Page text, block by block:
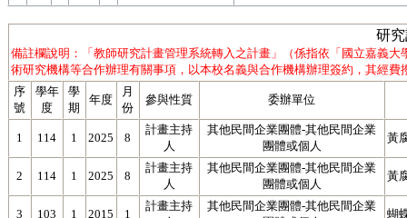
研
備註欄說明：「教師研究計畫管理系統轉入之計畫」（係指依「國立嘉義
術研究機構等合作辦理有關事項，以本校名義與合作機構辦理簽約，其經費
序
號
學年
度
學
期
年度
月
份
參與性質 委辦單位
1 114 1 2025 8
計畫主持
人
其他民間企業團體-其他民間企業
團體或個人
黃
2 114 1 2025 8
計畫主持
人
其他民間企業團體-其他民間企業
團體或個人
黃
3 103 1 2015 1
計畫主持
其他民間企業團體-其他民間企業
蝴